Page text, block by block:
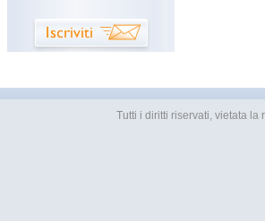
Tutti i diritti riservati, vietata